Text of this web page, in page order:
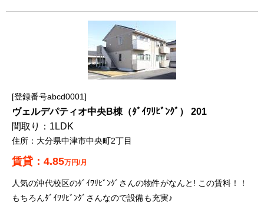
登録番号abcd0001
ヴェルデパティオ中央B棟（ﾀﾞｲﾜﾘﾋﾞﾝｸﾞ） 201
1LDK
大分県中津市中央町2丁目
4.85万円/月
人気の沖代校区のﾀﾞｲﾜﾘﾋﾞﾝｸﾞさんの物件がなんと! この賃料！！
もちろんﾀﾞｲﾜﾘﾋﾞﾝｸﾞさんなので設備も充実♪